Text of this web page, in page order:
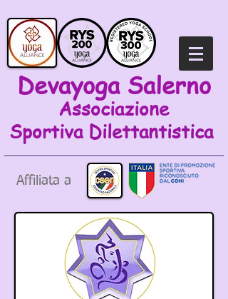
Devayoga Salerno
Associazione
Sportiva Dilettantistica
Affiliata a